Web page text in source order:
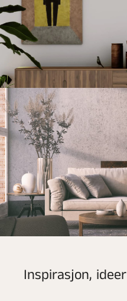
Inspirasjon, ideer